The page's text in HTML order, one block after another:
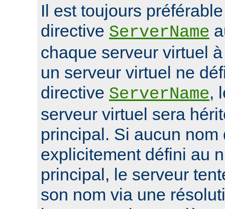
Il est toujours
directive ServerName
chaque serveur virtuel
un serveur virtuel ne
directive ServerName,
serveur virtuel sera
principal. Si aucun nom
explicitement défini au
principal, le serveur
son nom via une